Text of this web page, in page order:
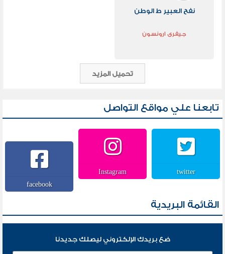
نفح العبير ط الوطن
جيفرى ارونسون
تحميل المزيد
تابعنا علي مواقع التواصل
twitter
Instagram
facebook
القائمة البريدية
ضع بريدك الإلكتروني ليصلك جديدنا